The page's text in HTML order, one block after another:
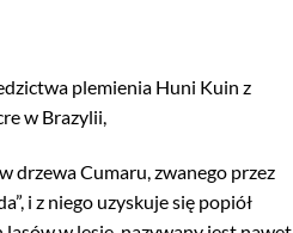
plemienia Huni Kuin z
w Brazylii,
drzewa Cumaru, zwanego przez
i z niego uzyskuje się popiół